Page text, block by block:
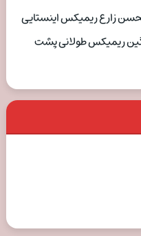
زارع ریمیکس اینستایی
ریمیکس طولانی پشت